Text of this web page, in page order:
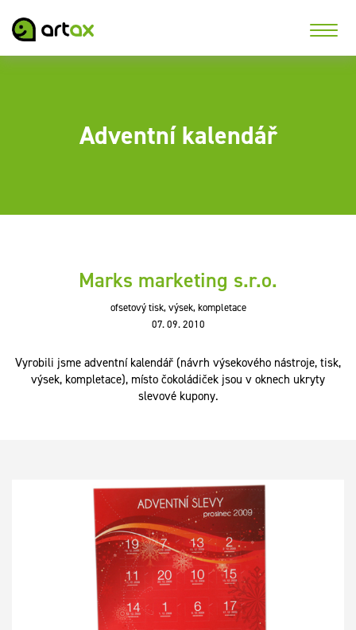
Adventní kalendář
Marks marketing s.r.o.
ofsetový tisk, výsek, kompletace
07. 09. 2010
Vyrobili jsme adventní kalendář (návrh výsekového nástroje, tisk,
výsek, kompletace), místo čokoládiček jsou v oknech ukryty
slevové kupony.